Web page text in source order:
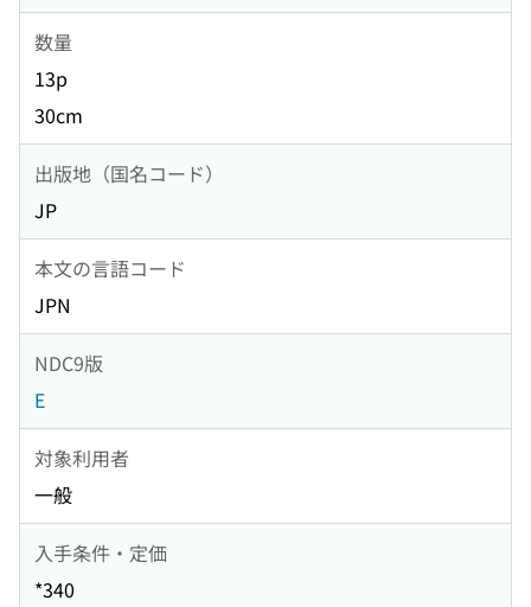
数量
13p
30cm
出版地（国名コード）
JP
本文の言語コード
JPN
NDC9版
E
対象利用者
一般
入手条件・定価
*340